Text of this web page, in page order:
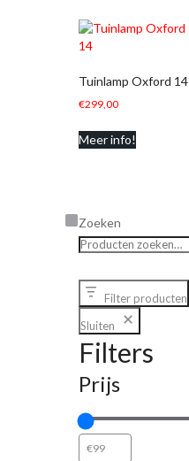
Tuinlamp Oxford 14
€299,00
Meer info!
Zoeken
Filter producten
Sluiten
Filters
Prijs